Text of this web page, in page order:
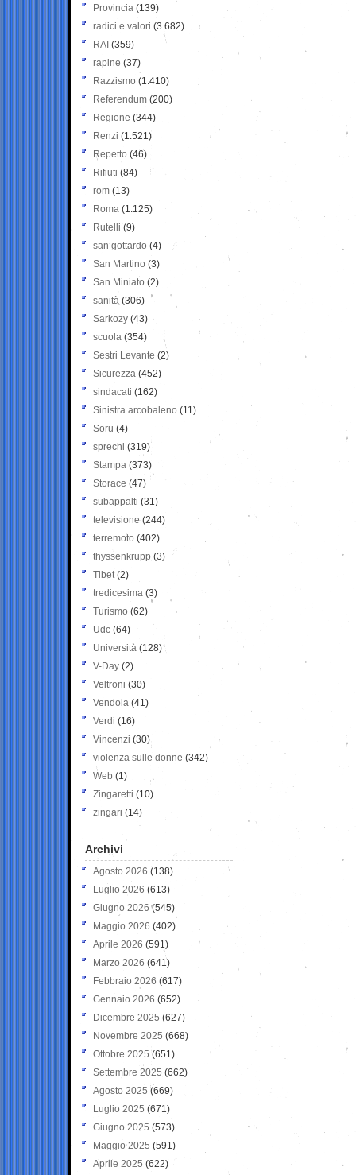
Provincia (139)
radici e valori (3.682)
RAI (359)
rapine (37)
Razzismo (1.410)
Referendum (200)
Regione (344)
Renzi (1.521)
Repetto (46)
Rifiuti (84)
rom (13)
Roma (1.125)
Rutelli (9)
san gottardo (4)
San Martino (3)
San Miniato (2)
sanità (306)
Sarkozy (43)
scuola (354)
Sestri Levante (2)
Sicurezza (452)
sindacati (162)
Sinistra arcobaleno (11)
Soru (4)
sprechi (319)
Stampa (373)
Storace (47)
subappalti (31)
televisione(244)
terremoto (402)
thyssenkrupp (3)
Tibet(2)
tredicesima (3)
Turismo (62)
Udc (64)
Università (128)
V-Day (2)
Veltroni (30)
Vendola (41)
Verdi (16)
Vincenzi (30)
violenza sulle donne (342)
Web (1)
Zingaretti (10)
zingari (14)
Archivi
Agosto 2026 (138)
Luglio 2026 (613)
Giugno 2026 (545)
Maggio 2026 (402)
Aprile 2026 (591)
Marzo 2026 (641)
Febbraio 2026 (617)
Gennaio 2026 (652)
Dicembre 2025 (627)
Novembre 2025 (668)
Ottobre 2025 (651)
Settembre 2025 (662)
Agosto 2025 (669)
Luglio 2025 (671)
Giugno 2025 (573)
Maggio 2025 (591)
Aprile 2025 (622)